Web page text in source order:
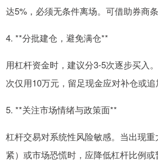
达5%，必须无条件离场。可借助券商
4. **分批建仓，避免满仓**
用杠杆资金时，建议分3-5次逐步买入
次仅用10万元，留足现金应对补仓或追
5. **关注市场情绪与政策面**
杠杆交易对系统性风险敏感。当出现
紧）或市场恐慌时，应降低杠杆比例或